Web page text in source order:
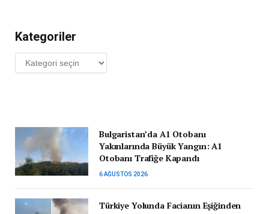
Kategoriler
Kategoriler
Bulgaristan’da A1 Otobanı
Yakınlarında Büyük Yangın: A1
Otobanı Trafiğe Kapandı
6 AĞUSTOS 2026
Türkiye Yolunda Facianın Eşiğinden